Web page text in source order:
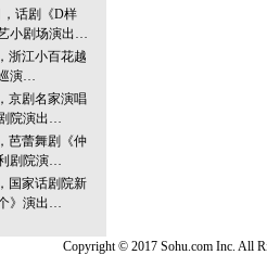
，话剧《D样
小剧场演出…
浙江小百花越
演…
京剧名家演唱
院演出…
芭蕾舞剧《仲
剧院演…
国家话剧院新
》演出…
Copyright © 2017 Sohu.com Inc. All